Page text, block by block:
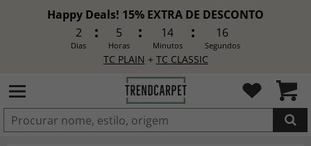
Happy Deals! 15% EXTRA DE DESCONTO
2
Dias
5
Horas
14
Minutos
13
Segundos
TC PLAIN + TC CLASSIC